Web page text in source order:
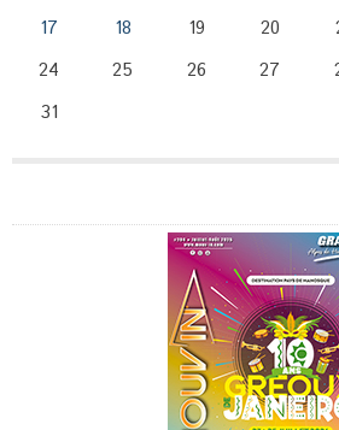
17
18 19 20
24
25 26 27
31